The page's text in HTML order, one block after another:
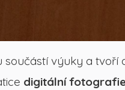
výuky a
digitální